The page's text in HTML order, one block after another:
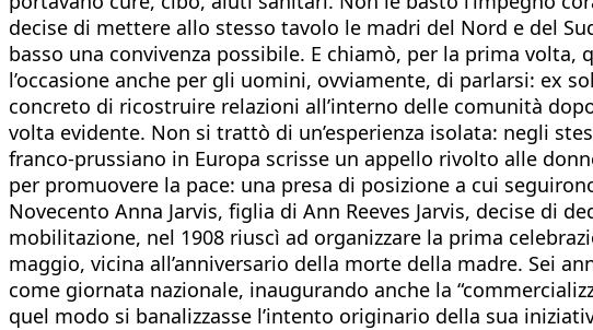
decise di mettere allo stesso tavolo le madri del Nord e del
basso una convivenza possibile. E chiamò, per la prima
l’occasione anche per gli uomini, ovviamente, di parlarsi: ex
concreto di ricostruire relazioni all’interno delle comunità
volta evidente. Non si trattò di un’esperienza isolata: negli
franco-prussiano in Europa scrisse un appello rivolto alle
per promuovere la pace: una presa di posizione a cui
Novecento Anna Jarvis, figlia di Ann Reeves Jarvis, decise di
mobilitazione, nel 1908 riuscì ad organizzare la prima
maggio, vicina all’anniversario della morte della madre. Sei
come giornata nazionale, inaugurando anche la
quel modo si banalizzasse l’intento originario della sua